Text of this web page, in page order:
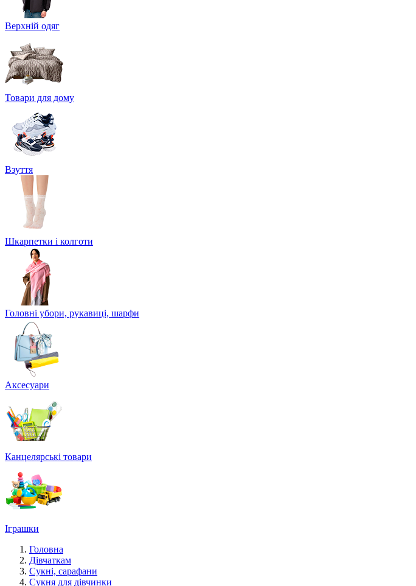
Верхній одяг
Товари для дому
Взуття
Шкарпетки і колготи
Головні убори, рукавиці, шарфи
Аксесуари
Канцелярські товари
Іграшки
Головна
Дівчаткам
Сукні, сарафани
Сукня для дівчинки